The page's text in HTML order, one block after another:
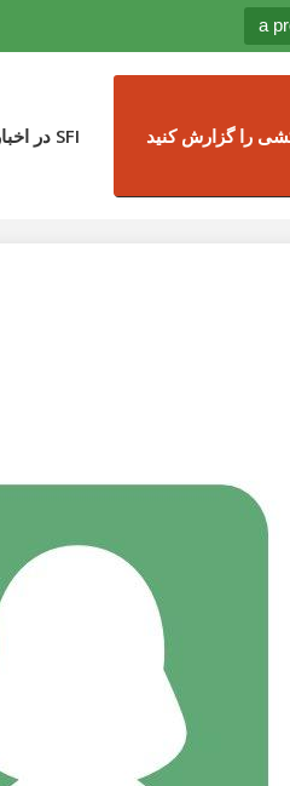
a
را گزارش کنید SFI در اخبار